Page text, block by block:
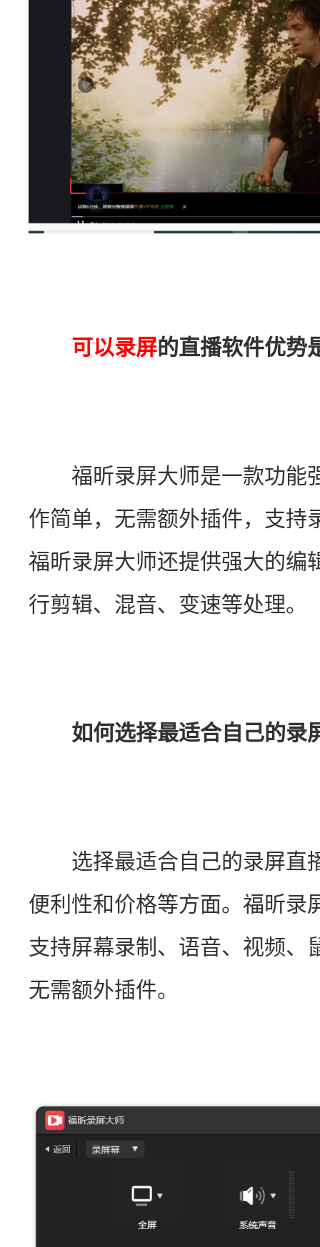
可以录屏的直播软件优势
福昕录屏大师是一款功能
作简单，无需额外插件，支持
福昕录屏大师还提供强大的编
行剪辑、混音、变速等处理。
如何选择最适合自己的录
选择最适合自己的录屏直
便利性和价格等方面。福昕录
支持屏幕录制、语音、视频、
无需额外插件。